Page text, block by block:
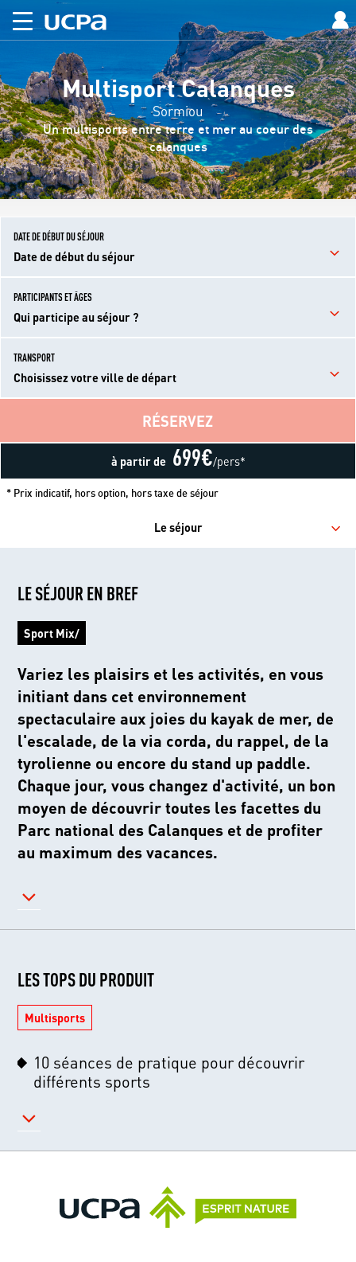
Multisport Calanques
Sormiou
Un multisports entre terre et mer au coeur des
calanques
DATE DE DÉBUT DU SÉJOUR
Date de début du séjour
PARTICIPANTS ET ÂGES
Qui participe au séjour ?
TRANSPORT
Choisissez votre ville de départ
à partir de 699€/pers*
RÉSERVEZ
* Prix indicatif, hors option, hors taxe de séjour
Le séjour
LE SÉJOUR EN BREF
Sport Mix/
Variez les plaisirs et les activités, en vous
initiant dans cet environnement
spectaculaire aux joies du kayak de mer, de
l'escalade, de la via corda, du rappel, de la
tyrolienne ou encore du stand up paddle.
Chaque jour, vous changez d'activité, un bon
moyen de découvrir toutes les facettes du
Parc national des Calanques et de profiter
LES TOPS DU PRODUIT
Multisports
10 séances de pratique pour découvrir
différents sports